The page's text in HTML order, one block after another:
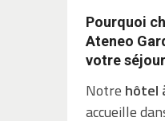
Pourquoi
Ateneo
votre
Notre hôtel
accueille